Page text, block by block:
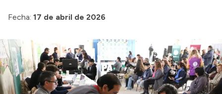
Fecha: 17 de abril de 2026